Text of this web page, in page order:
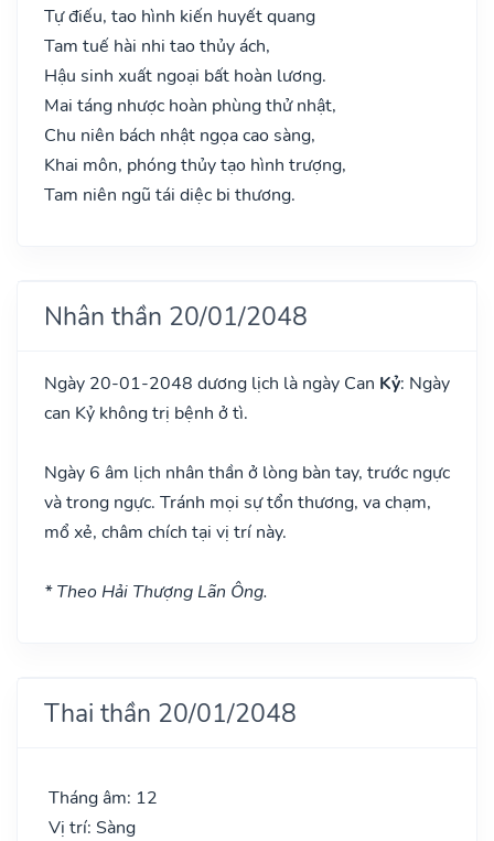
Tự điếu, tao hình kiến huyết quang
Tam tuế hài nhi tao thủy ách,
Hậu sinh xuất ngoại bất hoàn lương.
Mai táng nhược hoàn phùng thử nhật,
Chu niên bách nhật ngọa cao sàng,
Khai môn, phóng thủy tạo hình trượng,
Tam niên ngũ tái diệc bi thương.
Nhân thần 20/01/2048
Ngày 20-01-2048 dương lịch là ngày Can Kỷ: Ngày
can Kỷ không trị bệnh ở tì.
Ngày 6 âm lịch nhân thần ở lòng bàn tay, trước ngực
và trong ngực. Tránh mọi sự tổn thương, va chạm,
mổ xẻ, châm chích tại vị trí này.
* Theo Hải Thượng Lãn Ông.
Thai thần 20/01/2048
Tháng âm: 12
Vị trí: Sàng